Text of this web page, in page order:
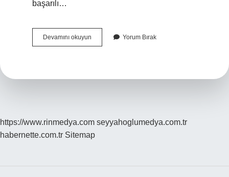
başarılı…
Devamını okuyun
Kürtçe
Yorum Bırak
https://www.rinmedya.com seyyahoglumedya.com.tr
habernette.com.tr Sitemap